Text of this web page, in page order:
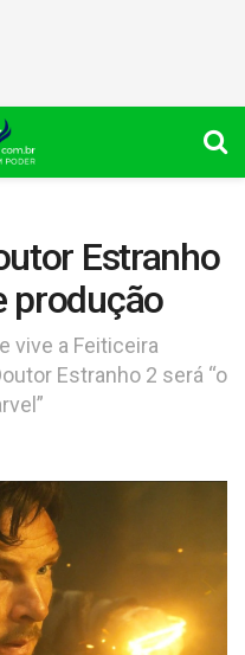
Estranho
produção
vive a Feiticeira
Estranho 2 será “o